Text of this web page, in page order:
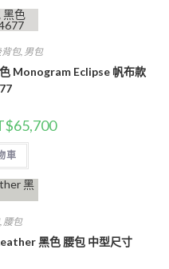
背包, 男包
Monogram Eclipse 帆布款
65,700
車
,腰包
黑色 腰包 中型尺寸